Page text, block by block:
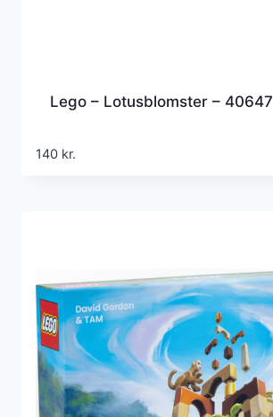
Lego – Lotusblomster – 40647
140 kr.